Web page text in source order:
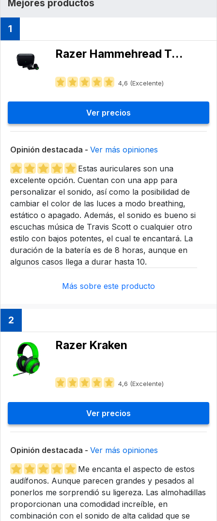
Mejores productos
1
Razer ‎Hammehread True Wireless X
4,6 (Excelente)
Ver precios
Opinión destacada - Ver más opiniones
Estas auriculares son una
excelente opción. Cuentan con una app para
personalizar el sonido, así como la posibilidad de
cambiar el color de las luces a modo breathing,
estático o apagado. Además, el sonido es bueno si
escuchas música de Travis Scott o cualquier otro
estilo con bajos potentes, el cual te encantará. La
duración de la batería es de 8 horas, aunque en
algunos casos llega a durar hasta 10.
Más sobre este producto
2
Razer Kraken
4,6 (Excelente)
Ver precios
Opinión destacada - Ver más opiniones
Me encanta el aspecto de estos
audífonos. Aunque parecen grandes y pesados al
ponerlos me sorprendió su ligereza. Las almohadillas
proporcionan una comodidad increíble, en
combinación con el sonido de alta calidad que se